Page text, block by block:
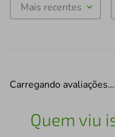
Mais recentes
Carregando avaliações…
Quem viu